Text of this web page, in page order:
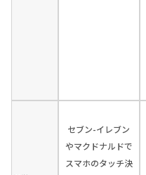
セブン-イレブン
やマクドナルドで
スマホのタッチ決